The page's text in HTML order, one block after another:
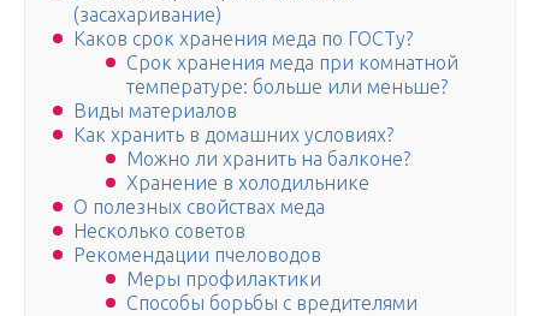
(засахаривание)
Каков срок хранения меда по ГОСТу?
Срок хранения меда при комнатной
температуре: больше или меньше?
Виды материалов
Как хранить в домашних условиях?
Можно ли хранить на балконе?
Хранение в холодильнике
О полезных свойствах меда
Несколько советов
Рекомендации пчеловодов
Меры профилактики
Способы борьбы с вредителями